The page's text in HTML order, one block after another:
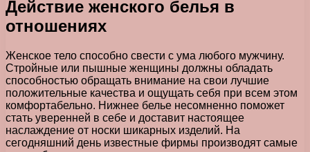
Действие женского белья в
отношениях
Женское тело способно свести с ума любого мужчину.
Стройные или пышные женщины должны обладать
способностью обращать внимание на свои лучшие
положительные качества и ощущать себя при всем этом
комфортабельно. Нижнее белье несомненно поможет
стать уверенней в себе и доставит настоящее
наслаждение от носки шикарных изделий. На
сегодняшний день известные фирмы производят самые